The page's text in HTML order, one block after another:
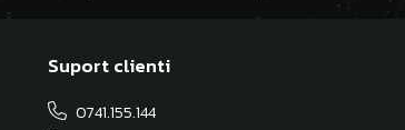
Suport clienti
0741.155.144